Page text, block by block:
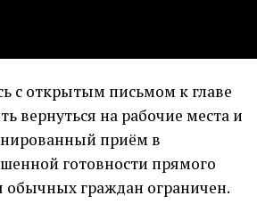
с открытым письмом к главе
вернуться на рабочие места и
приём в
готовности прямого
обычных граждан ограничен.